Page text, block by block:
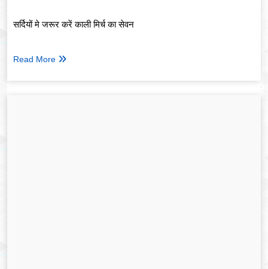
सर्दियों मे जरूर करें काली मिर्च का सेवन
Read More